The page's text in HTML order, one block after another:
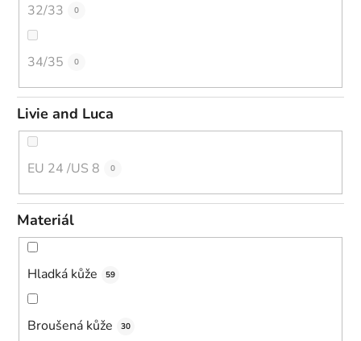
32/33 0
34/35 0
Livie and Luca
EU 24 /US 8 0
Materiál
Hladká kůže 59
Broušená kůže 30